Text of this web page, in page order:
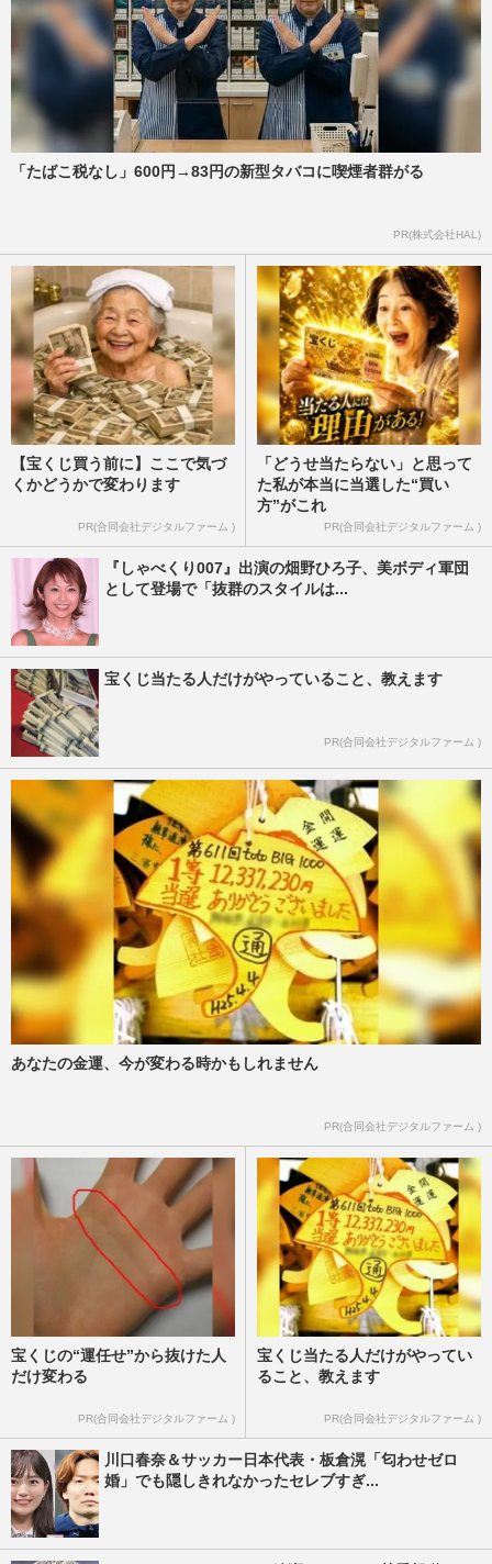
「たばこ税なし」600円→83円の新型タバコに喫煙者群がる
PR(株式会社HAL)
【宝くじ買う前に】ここで気づ
くかどうかで変わります
PR(合同会社デジタルファーム )
「どうせ当たらない」と思って
た私が本当に当選した“買い
方”がこれ
PR(合同会社デジタルファーム )
『しゃべくり007』出演の畑野ひろ子、美ボディ軍団
として登場で「抜群のスタイルは...
宝くじ当たる人だけがやっていること、教えます
PR(合同会社デジタルファーム )
あなたの金運、今が変わる時かもしれません
PR(合同会社デジタルファーム )
宝くじの“運任せ”から抜けた人
だけ変わる
PR(合同会社デジタルファーム )
宝くじ当たる人だけがやってい
ること、教えます
PR(合同会社デジタルファーム )
川口春奈＆サッカー日本代表・板倉滉「匂わせゼロ
婚」でも隠しきれなかったセレブすぎ...